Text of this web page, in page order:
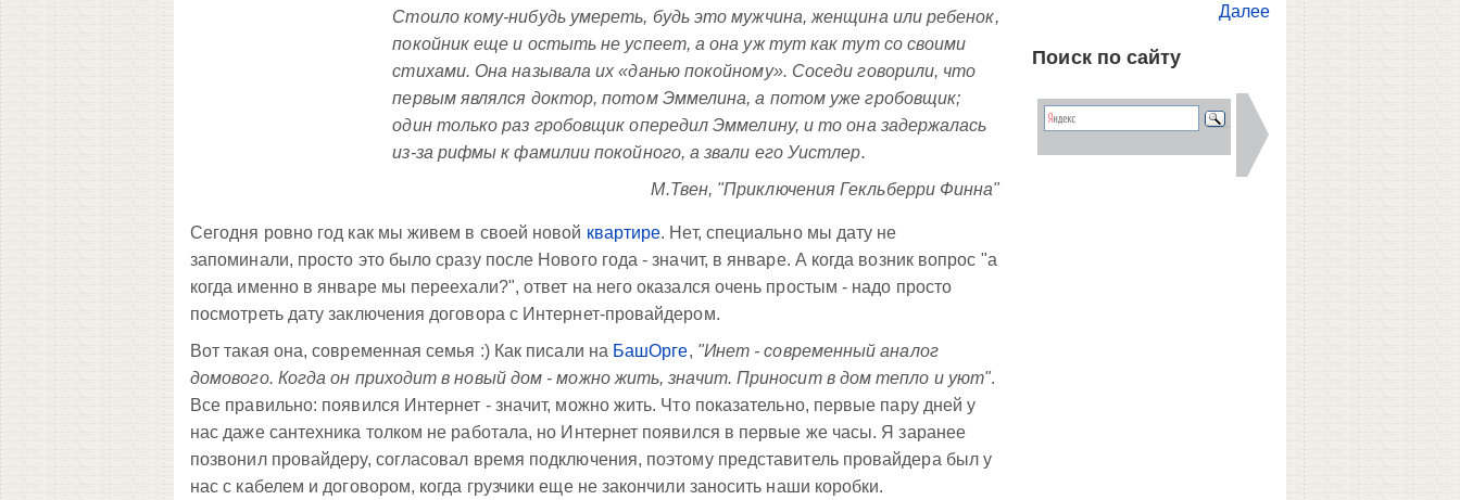
Стоило кому-нибудь умереть, будь это мужчина, женщина или ребенок,
покойник еще и остыть не успеет, а она уж тут как тут со своими
стихами. Она называла их «данью покойному». Соседи говорили, что
первым являлся доктор, потом Эммелина, а потом уже гробовщик;
один только раз гробовщик опередил Эммелину, и то она задержалась
из-за рифмы к фамилии покойного, а звали его Уистлер.
М.Твен, "Приключения Гекльберри Финна"
Сегодня ровно год как мы живем в своей новой квартире. Нет, специально мы дату не
запоминали, просто это было сразу после Нового года - значит, в январе. А когда возник вопрос "а
когда именно в январе мы переехали?", ответ на него оказался очень простым - надо просто
посмотреть дату заключения договора с Интернет-провайдером.
Вот такая она, современная семья :) Как писали на БашОрге, "Инет - современный аналог
домового. Когда он приходит в новый дом - можно жить, значит. Приносит в дом тепло и уют".
Все правильно: появился Интернет - значит, можно жить. Что показательно, первые пару дней у
нас даже сантехника толком не работала, но Интернет появился в первые же часы. Я заранее
позвонил провайдеру, согласовал время подключения, поэтому представитель провайдера был у
нас с кабелем и договором, когда грузчики еще не закончили заносить наши коробки.
Далее
Поиск по сайту